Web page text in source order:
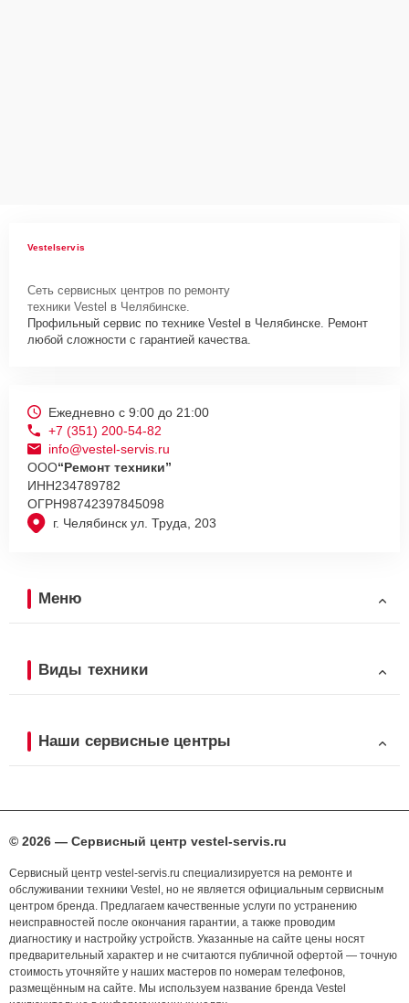
Vestelservis
Сеть сервисных центров по ремонту
техники Vestel в Челябинске.
Профильный сервис по технике Vestel в Челябинске. Ремонт
любой сложности с гарантией качества.
г. Челябинск ул. Труда, 203
Ежедневно с 9:00 до 21:00
+7 (351) 200-54-82
info@vestel-servis.ru
ООО“Ремонт техники”
ИНН234789782
ОГРН98742397845098
Меню
Виды техники
Наши сервисные центры
© 2026 — Сервисный центр vestel-servis.ru
Сервисный центр vestel-servis.ru специализируется на ремонте и
обслуживании техники Vestel, но не является официальным сервисным
центром бренда. Предлагаем качественные услуги по устранению
неисправностей после окончания гарантии, а также проводим
диагностику и настройку устройств. Указанные на сайте цены носят
предварительный характер и не считаются публичной офертой — точную
стоимость уточняйте у наших мастеров по номерам телефонов,
размещённым на сайте. Мы используем название бренда Vestel